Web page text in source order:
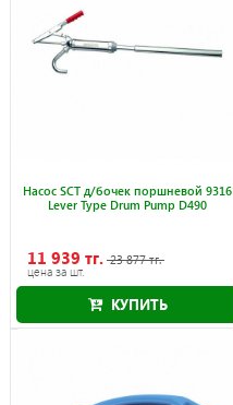
Насос SCT д/бочек поршневой 9316
Lever Type Drum Pump D490
11 939 тг. 23 877 тг.
цена за шт.
Акция действует до 30.09.2026
КУПИТЬ